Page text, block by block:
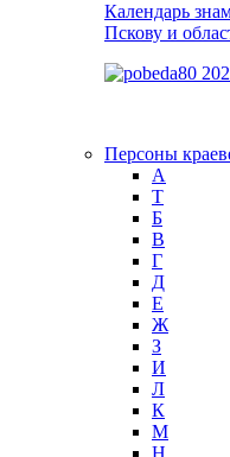
Календарь
Пскову и
Персоны
А
T
Б
В
Г
Д
Е
Ж
З
И
Л
К
М
Н